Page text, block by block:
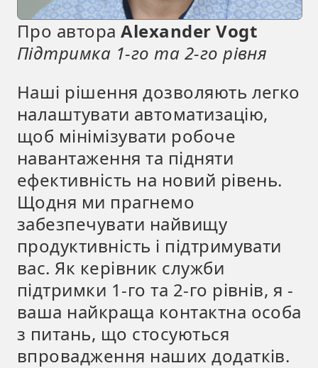
Про автораAlexander Vogt
Підтримка 1-го та 2-го рівня
Наші рішення дозволяють легко
налаштувати автоматизацію,
щоб мінімізувати робоче
навантаження та підняти
ефективність на новий рівень.
Щодня ми прагнемо
забезпечувати найвищу
продуктивність і підтримувати
вас. Як керівник служби
підтримки 1-го та 2-го рівнів, я -
ваша найкраща контактна особа
з питань, що стосуються
впровадження наших додатків.